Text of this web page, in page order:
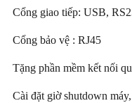
Cổng giao tiếp: USB,
Cổng bảo vệ : RJ45
Tặng phần mềm kết nối
Cài đặt giờ shutdown